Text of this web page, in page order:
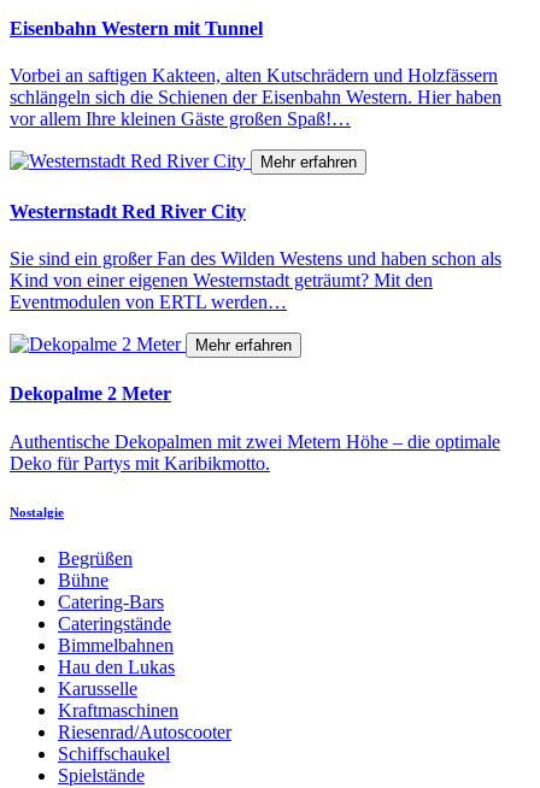
Eisenbahn Western mit Tunnel
Vorbei an saftigen Kakteen, alten Kutschrädern und Holzfässern
schlängeln sich die Schienen der Eisenbahn Western. Hier haben
vor allem Ihre kleinen Gäste großen Spaß!…
Mehr erfahren
Westernstadt Red River City
Sie sind ein großer Fan des Wilden Westens und haben schon als
Kind von einer eigenen Westernstadt geträumt? Mit den
Eventmodulen von ERTL werden…
Mehr erfahren
Dekopalme 2 Meter
Authentische Dekopalmen mit zwei Metern Höhe – die optimale
Deko für Partys mit Karibikmotto.
Nostalgie
Begrüßen
Bühne
Catering-Bars
Cateringstände
Bimmelbahnen
Hau den Lukas
Karusselle
Kraftmaschinen
Riesenrad/Autoscooter
Schiffschaukel
Spielstände